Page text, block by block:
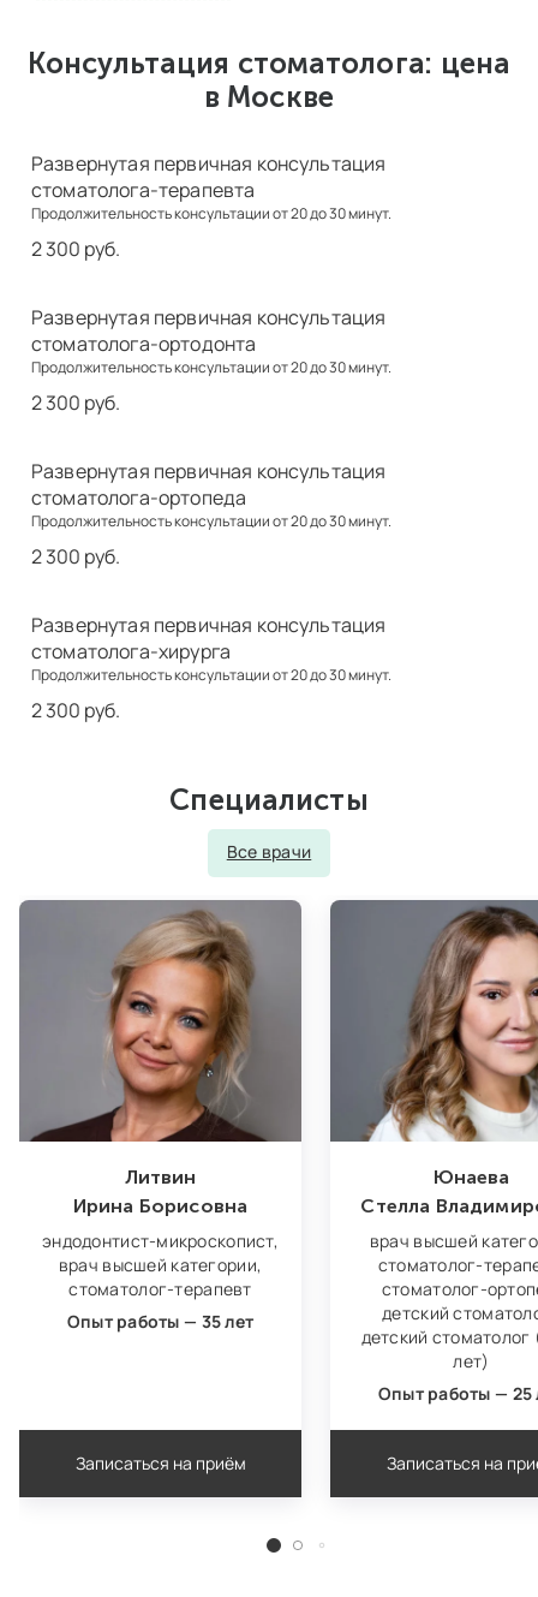
Консультация стоматолога: цена
в Москве
Развернутая первичная консультация
стоматолога-терапевта
Продолжительность консультации от 20 до 30 минут.
2 300 руб.
Развернутая первичная консультация
стоматолога-ортодонта
Продолжительность консультации от 20 до 30 минут.
2 300 руб.
Развернутая первичная консультация
стоматолога-ортопеда
Продолжительность консультации от 20 до 30 минут.
2 300 руб.
Развернутая первичная консультация
стоматолога-хирурга
Продолжительность консультации от 20 до 30 минут.
2 300 руб.
Специалисты
Все врачи
Литвин
Ирина Борисовна
эндодонтист‑микроскопист,
врач высшей категории,
стоматолог-терапевт
Опыт работы — 35 лет
Записаться на приём
Юнаева
Стелла
врач высшей
стоматолог-
детский
детский стоматолог
лет)
Опыт работы — 25
Записаться на